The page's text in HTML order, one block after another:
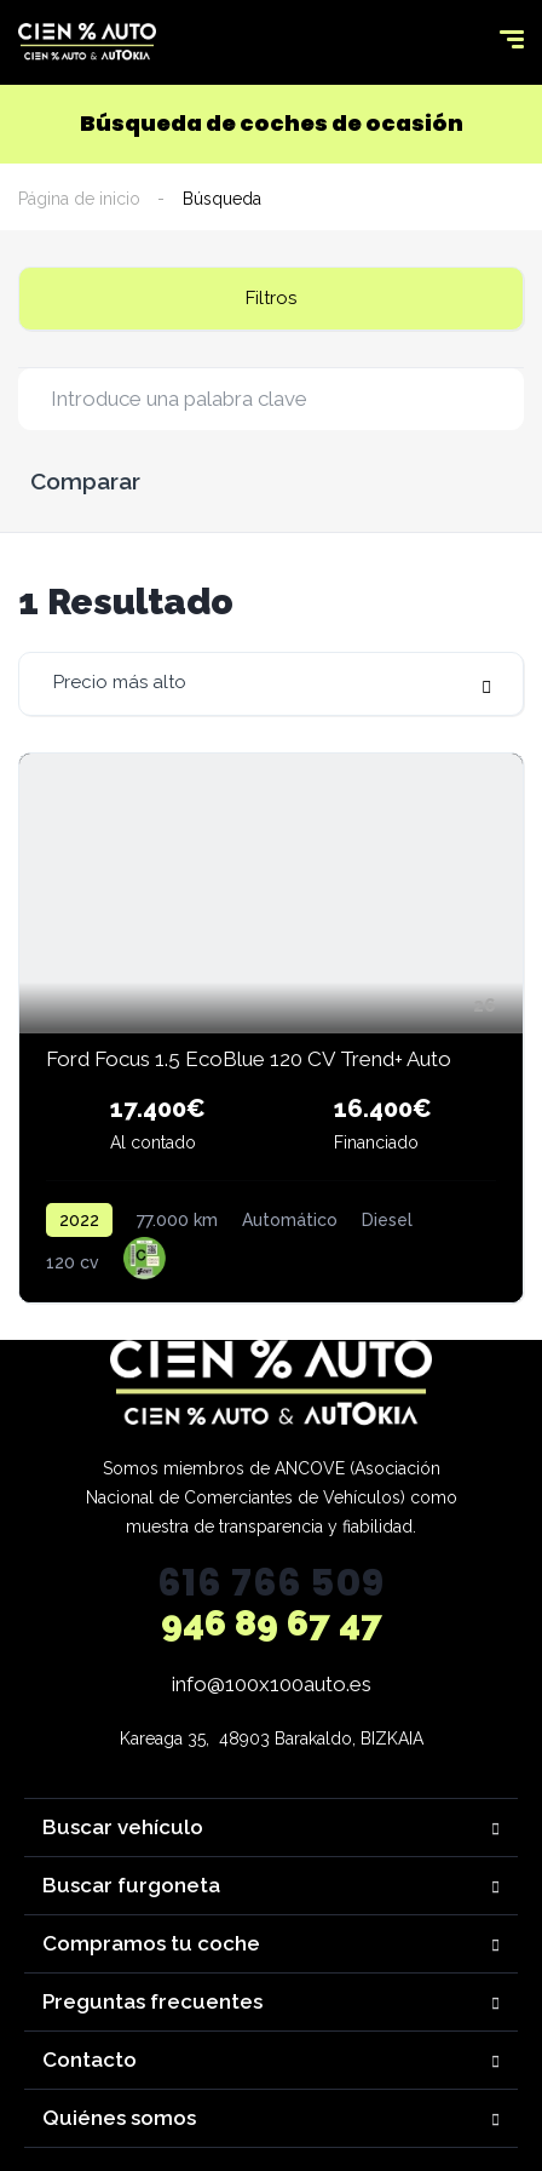
Búsqueda de coches de ocasión
Página de inicio Búsqueda
Filtros
Comparar
1 Resultado
Precio más alto
26
Ford Focus 1.5 EcoBlue 120 CV Trend+ Auto
17.400€
Al contado
16.400€
Financiado
2022 77.000 km Automático Diesel
120 cv
Somos miembros de ANCOVE (Asociación
Nacional de Comerciantes de Vehículos) como
muestra de transparencia y fiabilidad.
616 766 509
946 89 67 47
info@100x100auto.es
Kareaga 35,  48903 Barakaldo, BIZKAIA
Buscar vehículo
Buscar furgoneta
Compramos tu coche
Preguntas frecuentes
Contacto
Quiénes somos